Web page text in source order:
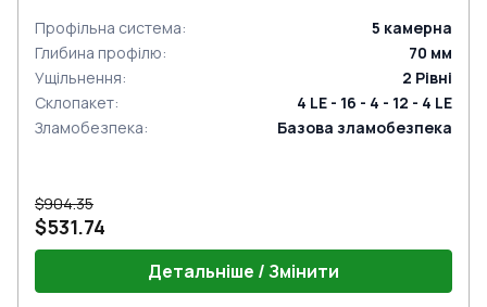
Профільна система: 5 камерна
Глибина профілю: 70 мм
Ущільнення: 2 Рівні
Склопакет:
4 LE - 16 - 4 - 12 - 4 LE
Зламобезпека: Базова зламобезпека
$904.35
$531.74
Детальніше / Змінити